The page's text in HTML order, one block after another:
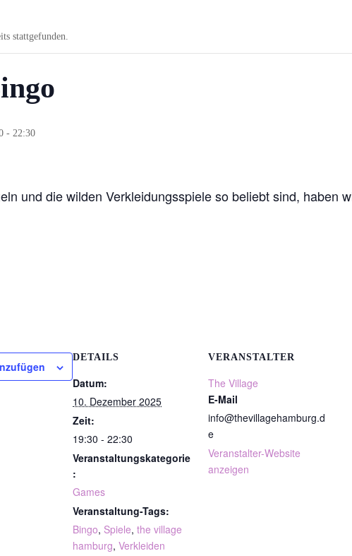
stattgefunden.
- 22:30
und die wilden Verkleidungsspiele so beliebt sind, haben
DETAILS
Datum:
10. Dezember 2025
Zeit:
19:30 - 22:30
Veranstaltungskategorie
:
Games
Veranstaltung-Tags:
Bingo, Spiele, the village
hamburg, Verkleiden
VERANSTALTER
The Village
E-Mail
info@thevillagehamburg.d
e
Veranstalter-Website
anzeigen